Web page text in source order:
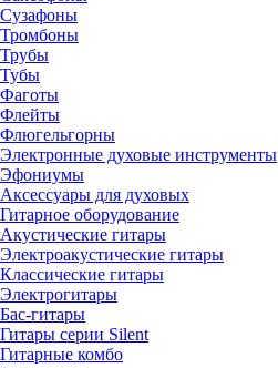
Сузафоны
Тромбоны
Трубы
Тубы
Фаготы
Флейты
Флюгельгорны
Электронные духовые инструменты
Эфониумы
Аксессуары для духовых
Гитарное оборудование
Акустические гитары
Электроакустические гитары
Классические гитары
Электрогитары
Бас-гитары
Гитары серии Silent
Гитарные комбо